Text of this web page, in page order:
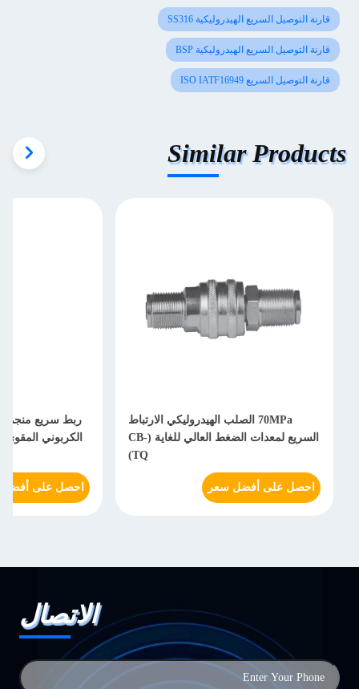
قارنة التوصيل السريع الهيدروليكية SS316
قارنة التوصيل السريع الهيدروليكية BSP
قارنة التوصيل السريع ISO IATF16949
Similar Products
70MPa الصلب الهيدروليكي الارتباط
السريع لمعدات الضغط العالي للغاية (CB-
TQ)
احصل على أفضل سعر احصل على
الاتصال